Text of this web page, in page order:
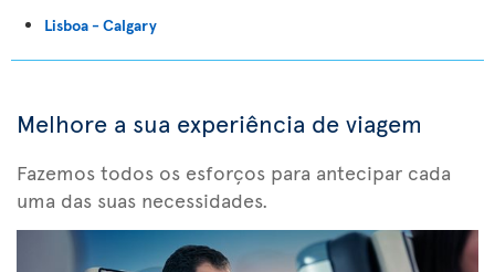
Lisboa - Calgary
Melhore a sua experiência de viagem
Fazemos todos os esforços para antecipar cada
uma das suas necessidades.